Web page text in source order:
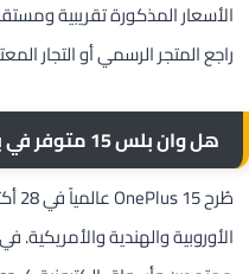
الأسعار المذكورة تقريبية
راجع المتجر الرسمي أو التجار
هل وان بلس 15 متوفر في بلدك؟ التوافر الإقليمي
الأوروبية والهندية والأمريكية.